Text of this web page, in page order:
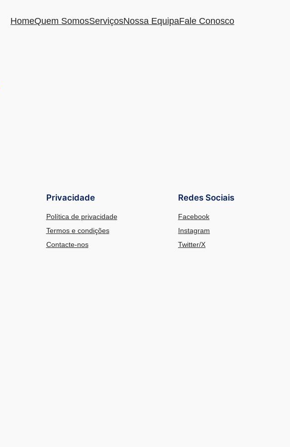
HomeQuem SomosServiçosNossa EquipaFale Conosco
Privacidade
Política de privacidade
Termos e condições
Contacte-nos
Redes Sociais
Facebook
Instagram
Twitter/X